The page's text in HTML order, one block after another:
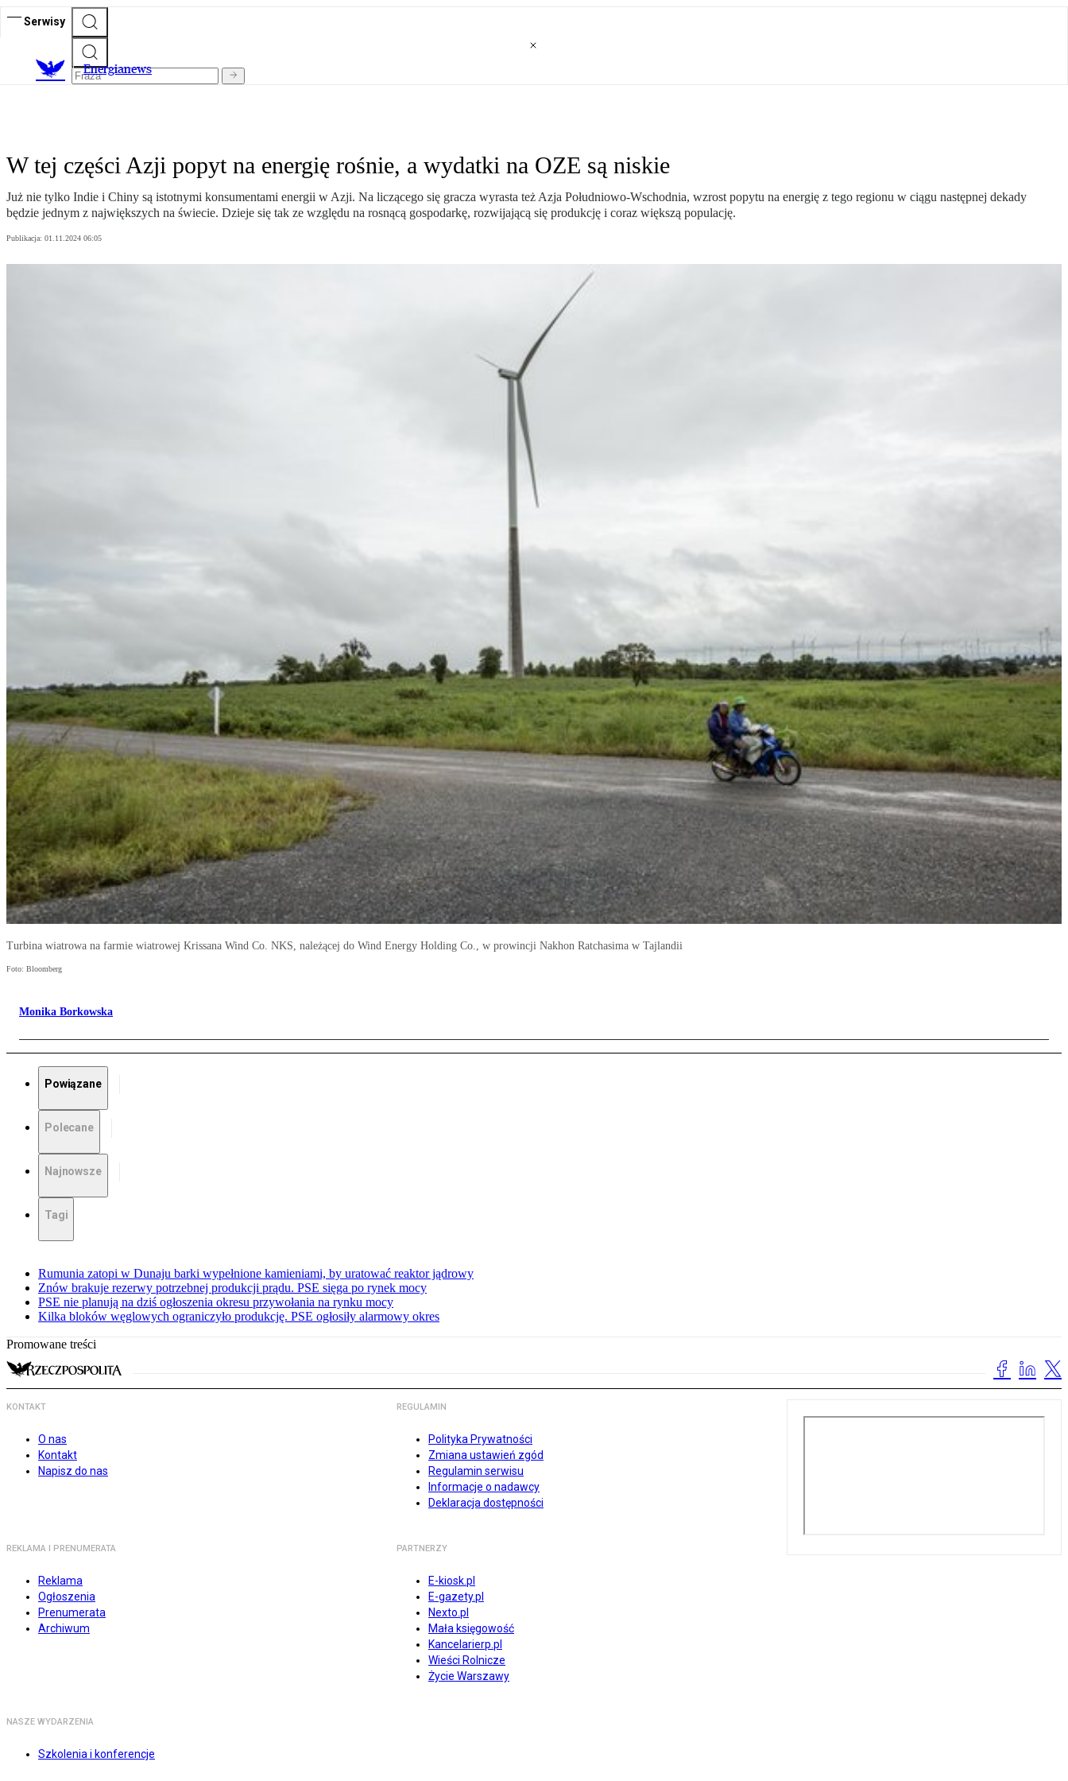
Serwisy
Energianews
W tej części Azji popyt na energię rośnie, a wydatki na OZE są niskie
Już nie tylko Indie i Chiny są istotnymi konsumentami energii w Azji. Na liczącego się gracza wyrasta też Azja Południowo-Wschodnia, wzrost popytu na energię z tego regionu w ciągu następnej dekady
będzie jednym z największych na świecie. Dzieje się tak ze względu na rosnącą gospodarkę, rozwijającą się produkcję i coraz większą populację.
Publikacja: 01.11.2024 06:05
Turbina wiatrowa na farmie wiatrowej Krissana Wind Co. NKS, należącej do Wind Energy Holding Co., w prowincji Nakhon Ratchasima w Tajlandii
Foto: Bloomberg
Monika Borkowska
Powiązane
Polecane
Najnowsze
Tagi
Rumunia zatopi w Dunaju barki wypełnione kamieniami, by uratować reaktor jądrowy
Znów brakuje rezerwy potrzebnej produkcji prądu. PSE sięga po rynek mocy
PSE nie planują na dziś ogłoszenia okresu przywołania na rynku mocy
Kilka bloków węglowych ograniczyło produkcję. PSE ogłosiły alarmowy okres
Promowane treści
KONTAKT
O nas
Kontakt
Napisz do nas
REGULAMIN
Polityka Prywatności
Zmiana ustawień zgód
Regulamin serwisu
Informacje o nadawcy
Deklaracja dostępności
REKLAMA I PRENUMERATA
Reklama
Ogłoszenia
Prenumerata
Archiwum
PARTNERZY
E-kiosk.pl
E-gazety.pl
Nexto.pl
Mała księgowość
Kancelarierp.pl
Wieści Rolnicze
Życie Warszawy
NASZE WYDARZENIA
Szkolenia i konferencje